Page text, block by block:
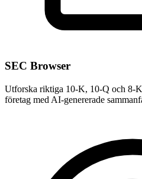
SEC Browser
Utforska riktiga 10-K, 10-Q och 8-
företag med AI-genererade